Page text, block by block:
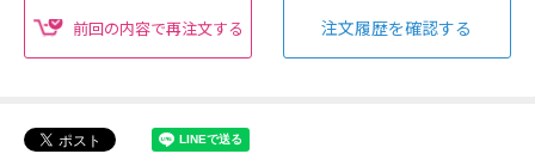
前回の内容で再注文する 注文履歴を確認する